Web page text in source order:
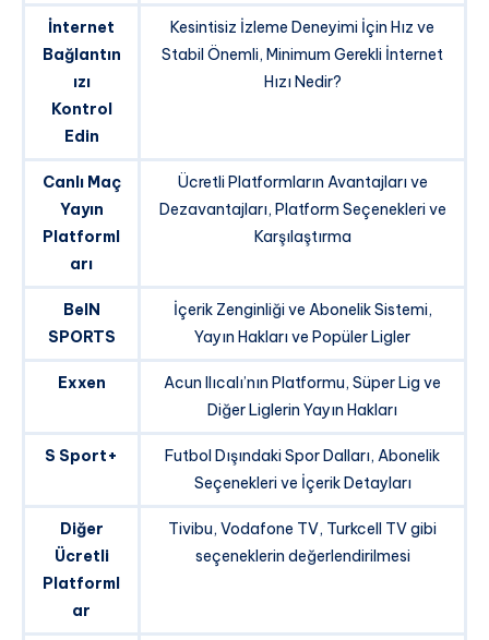
İnternet
Bağlantın
ızı
Kontrol
Edin
Kesintisiz İzleme Deneyimi İçin Hız ve
Stabil Önemli, Minimum Gerekli İnternet
Hızı Nedir?
Canlı Maç
Yayın
Platforml
arı
Ücretli Platformların Avantajları ve
Dezavantajları, Platform Seçenekleri ve
Karşılaştırma
BeIN
SPORTS
İçerik Zenginliği ve Abonelik Sistemi,
Yayın Hakları ve Popüler Ligler
Exxen
Acun Ilıcalı’nın Platformu, Süper Lig ve
Diğer Liglerin Yayın Hakları
S Sport+
Futbol Dışındaki Spor Dalları, Abonelik
Seçenekleri ve İçerik Detayları
Diğer
Ücretli
Platforml
ar
Tivibu, Vodafone TV, Turkcell TV gibi
seçeneklerin değerlendirilmesi